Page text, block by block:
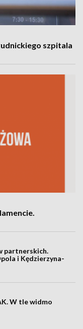
szpitala
partnerskich.
i Kędzierzyna-
W tle widmo